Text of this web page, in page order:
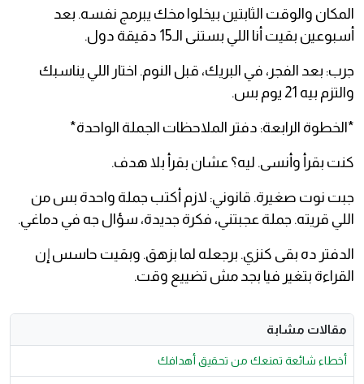
المكان والوقت الثابتين بيخلوا مخك يبرمج نفسه. بعد
أسبوعين بقيت أنا اللي بستنى الـ15 دقيقة دول.
جرب: بعد الفجر، في البريك، قبل النوم. اختار اللي يناسبك
والتزم بيه 21 يوم بس.
*الخطوة الرابعة: دفتر الملاحظات الجملة الواحدة*
كنت بقرأ وأنسى. ليه؟ عشان بقرأ بلا هدف.
جبت نوت صغيرة. قانوني: لازم أكتب جملة واحدة بس من
اللي قريته. جملة عجبتني، فكرة جديدة، سؤال جه في دماغي.
الدفتر ده بقى كنزي. برجعله لما بزهق. وبقيت حاسس إن
القراءة بتغير فيا بجد مش تضييع وقت.
مقالات مشابة
أخطاء شائعة تمنعك من تحقيق أهدافك